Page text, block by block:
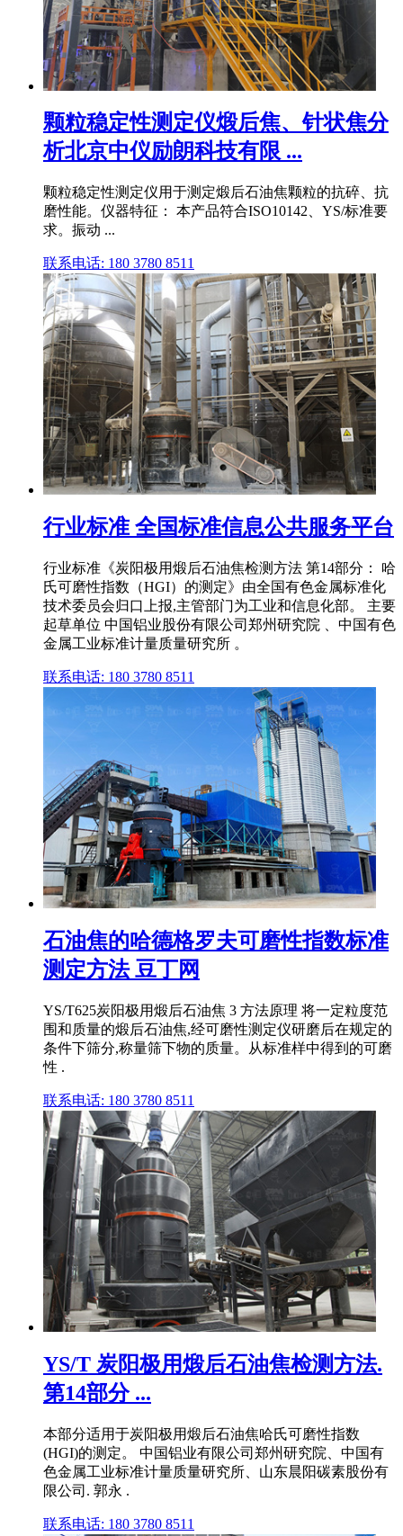
颗粒稳定性测定仪煅后焦、针状焦分
析北京中仪励朗科技有限 ...
颗粒稳定性测定仪用于测定煅后石油焦颗粒的抗碎、抗
磨性能。仪器特征： 本产品符合ISO10142、YS/标准要
求。振动 ...
联系电话: 180 3780 8511
行业标准 全国标准信息公共服务平台
行业标准《炭阳极用煅后石油焦检测方法 第14部分： 哈
氏可磨性指数（HGI）的测定》由全国有色金属标准化
技术委员会归口上报,主管部门为工业和信息化部。 主要
起草单位 中国铝业股份有限公司郑州研究院 、中国有色
金属工业标准计量质量研究所 。
联系电话: 180 3780 8511
石油焦的哈德格罗夫可磨性指数标准
测定方法 豆丁网
YS/T625炭阳极用煅后石油焦 3 方法原理 将一定粒度范
围和质量的煅后石油焦,经可磨性测定仪研磨后在规定的
条件下筛分,称量筛下物的质量。从标准样中得到的可磨
性 .
联系电话: 180 3780 8511
YS/T 炭阳极用煅后石油焦检测方法.
第14部分 ...
本部分适用于炭阳极用煅后石油焦哈氏可磨性指数
(HGI)的测定。 中国铝业有限公司郑州研究院、中国有
色金属工业标准计量质量研究所、山东晨阳碳素股份有
限公司. 郭永 .
联系电话: 180 3780 8511